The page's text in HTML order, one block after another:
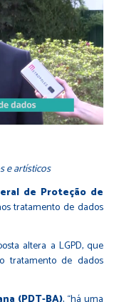
e artísticos
de Proteção de
tratamento de dados
altera a LGPD, que
tratamento de dados